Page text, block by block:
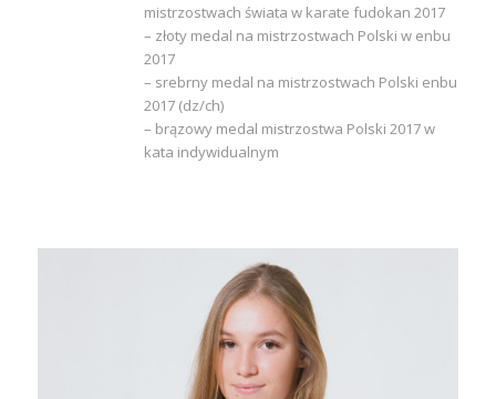
mistrzostwach świata w karate fudokan 2017
– złoty medal na mistrzostwach Polski w enbu
2017
– srebrny medal na mistrzostwach Polski enbu
2017 (dz/ch)
– brązowy medal mistrzostwa Polski 2017 w
kata indywidualnym